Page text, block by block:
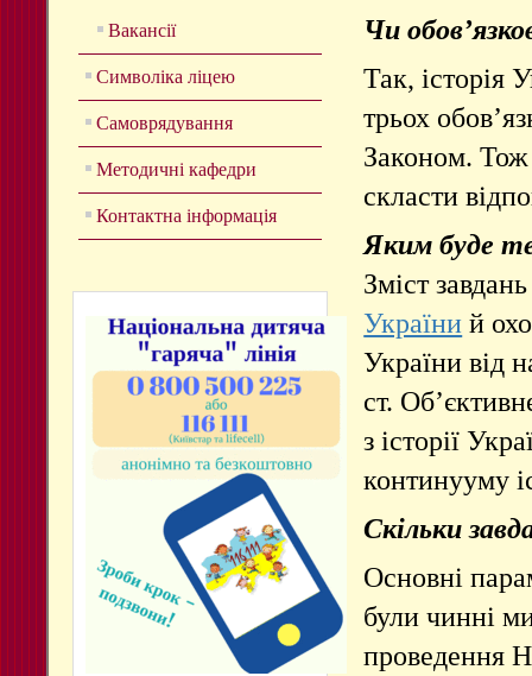
Вакансії
Символіка ліцею
Самоврядування
Методичні кафедри
Контактна інформація
Чи
Так, історія
трьох
Законом.
скласти
Яким буде
Зміст
України й
України від
ст.
з історії
континууму
Скільки
Основні
були чинні
проведення